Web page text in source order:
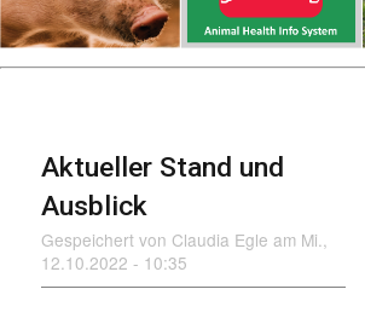
Aktueller Stand und
Ausblick
Gespeichert von Claudia Egle am Mi.,
12.10.2022 - 10:35